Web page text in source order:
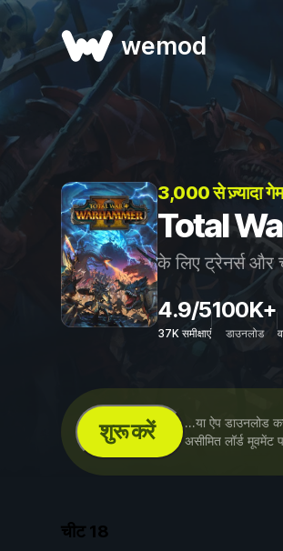
wemod
3,000 से ज़्यादा
Total
के लिए ट्रेनर्स और
4.9/5
37K समीक्षाएं
100K+
डाउनलोड
शुरू करें ...या ऐप डाउनलोड
असीमित लॉर्ड मूवमेंट
चीट 18